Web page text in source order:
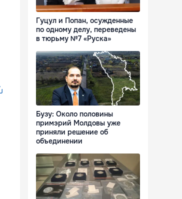
Гуцул и Попан, осужденные
по одному делу, переведены
в тюрьму №7 «Руска»
Бузу: Около половины
примэрий Молдовы уже
приняли решение об
объединении